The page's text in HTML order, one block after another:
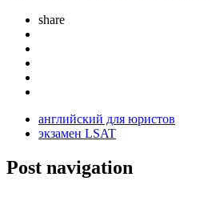
share
английский для юристов
экзамен LSAT
Post navigation